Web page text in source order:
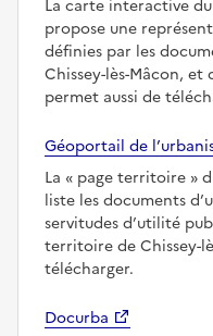
La carte interactive
propose une
définies par les
Chissey-lès-Mâcon, et
permet aussi de
Géoportail de
La
page territoire
liste les documents
servitudes d’utilité
territoire de Chissey-
télécharger.
Docurba